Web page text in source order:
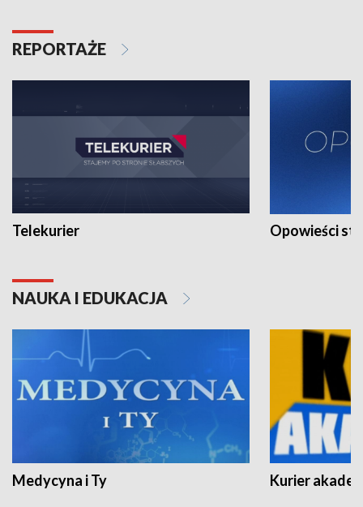
REPORTAŻE
Telekurier Opowieści
NAUKA I EDUKACJA
Medycyna i Ty Kurier